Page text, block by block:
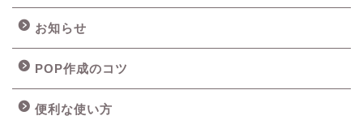
お知らせ
POP作成のコツ
便利な使い方